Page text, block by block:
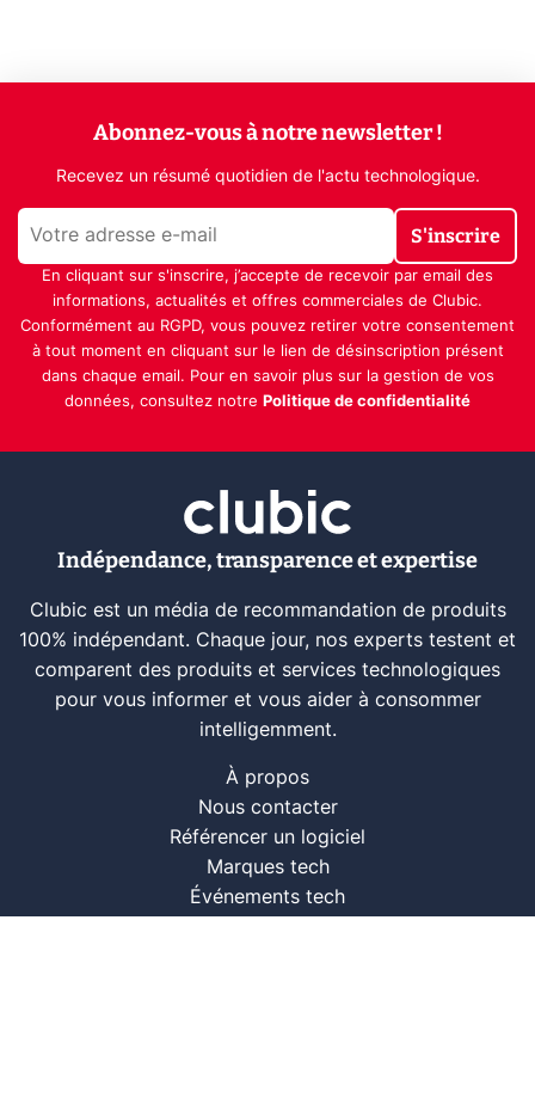
Abonnez-vous à notre newsletter !
Recevez un résumé quotidien de l'actu technologique.
S'inscrire
En cliquant sur s'inscrire, j’accepte de recevoir par email des
informations, actualités et offres commerciales de Clubic.
Conformément au RGPD, vous pouvez retirer votre consentement
à tout moment en cliquant sur le lien de désinscription présent
dans chaque email. Pour en savoir plus sur la gestion de vos
données, consultez notre Politique de confidentialité
Indépendance, transparence et expertise
Clubic est un média de recommandation de produits
100% indépendant. Chaque jour, nos experts testent et
comparent des produits et services technologiques
pour vous informer et vous aider à consommer
intelligemment.
À propos
Nous contacter
Référencer un logiciel
Marques tech
Événements tech